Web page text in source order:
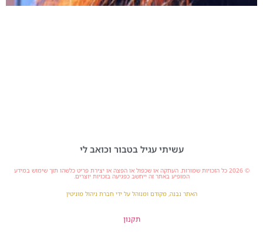
עשיתי עגיל בטבור וכואב לי
© 2026 כל הזכויות שמורות. העתקה או שכפול או הפצה או יצירת פריט כלשהו תוך שימוש במידע
המופיע באתר זה ייחשב כפגיעה בזכויות יוצרים.
האתר נבנה, מקודם ומנוהל על ידי חברת ניהול מוניטין
תקנון